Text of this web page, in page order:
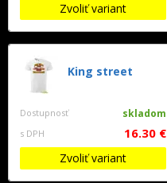
Zvoliť variant
King street
Dostupnosť skladom
s DPH 16.30 €
Zvoliť variant